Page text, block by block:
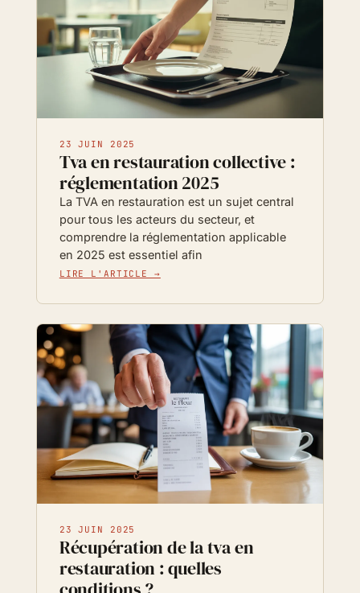
23 JUIN 2025
Tva en restauration collective :
réglementation 2025
La TVA en restauration est un sujet central
pour tous les acteurs du secteur, et
comprendre la réglementation applicable
en 2025 est essentiel afin
LIRE L'ARTICLE →
23 JUIN 2025
Récupération de la tva en
restauration : quelles